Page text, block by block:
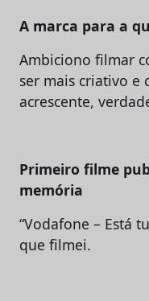
A marca para a
Ambiciono filmar
ser mais criativo e
acrescente,
Primeiro filme
memória
“Vodafone – Está
que filmei.